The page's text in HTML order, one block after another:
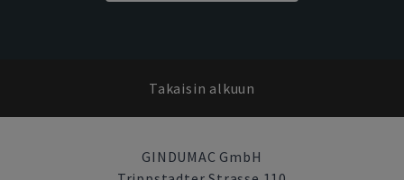
Takaisin alkuun
GINDUMAC GmbH